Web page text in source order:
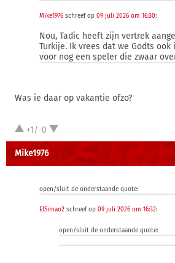
Mike1976 schreef op 09 juli 2026 om 16:30:
Nou, Tadic heeft zijn vertrek
Turkije. Ik vrees dat we Godts ook
voor nog een speler die zwaar
Was ie daar op vakantie ofzo?
+1/-0
Mike1976
open/sluit de onderstaande quote:
ElSimao2 schreef op 09 juli 2026 om 16:32:
open/sluit de onderstaande quote: